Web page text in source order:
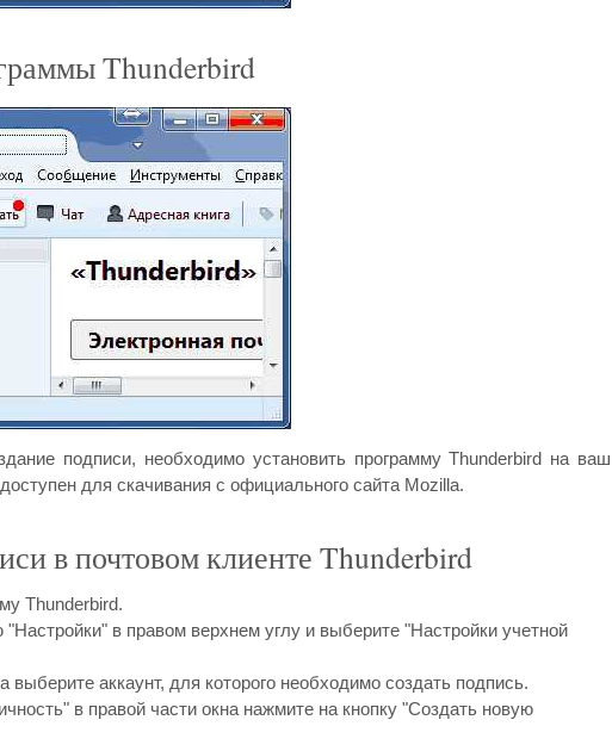
Thunderbird
подписи, необходимо установить программу Thunderbird на ваш
для скачивания с официального сайта Mozilla.
в почтовом клиенте Thunderbird
Thunderbird.
в правом верхнем углу и выберите "Настройки учетной
выберите аккаунт, для которого необходимо создать подпись.
в правой части окна нажмите на кнопку "Создать новую